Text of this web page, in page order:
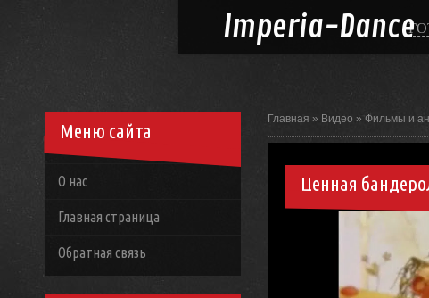
Imperia-Dance
Главная » Видео » Фильмы и
Ценная
Меню сайта
О нас
Главная страница
Обратная связь